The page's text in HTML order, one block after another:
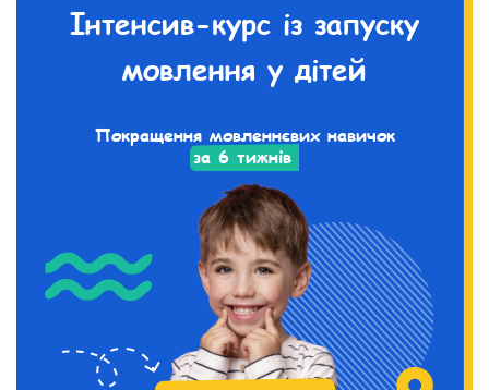
Інтенсив-курс із запуску
мовлення у дітей
Покращення мовленнєвих навичок
за 6 тижнів